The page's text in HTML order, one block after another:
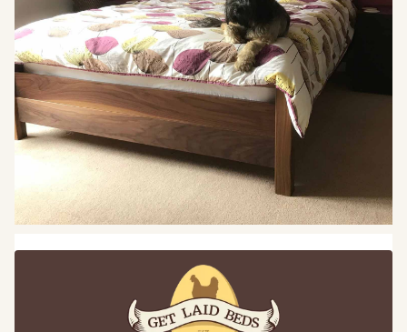
Design de chambre rose avec détails
architecturaux